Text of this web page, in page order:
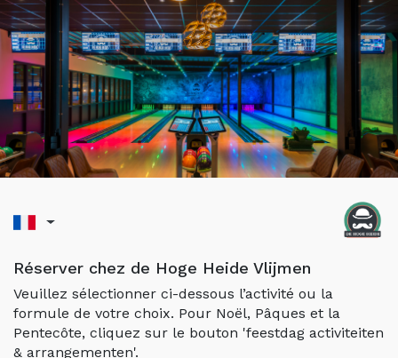
Réserver chez de Hoge Heide Vlijmen
Veuillez sélectionner ci-dessous l’activité ou la
formule de votre choix. Pour Noël, Pâques et la
Pentecôte, cliquez sur le bouton 'feestdag activiteiten
& arrangementen'.